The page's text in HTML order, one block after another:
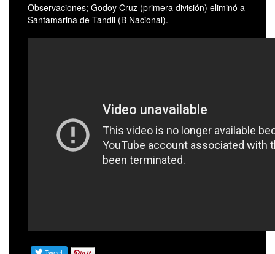
Observaciones; Godoy Cruz (primera división) eliminó a
Santamarina de Tandil (B Nacional).